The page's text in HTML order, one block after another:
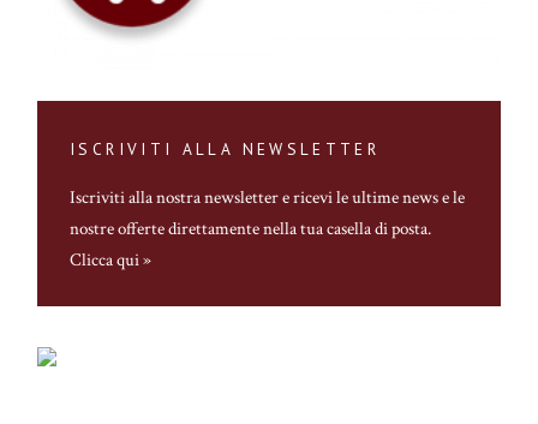
ISCRIVITI ALLA NEWSLETTER
Iscriviti alla nostra newslettere ricevi le ultime news e le
nostre offerte direttamente nella tua casella di posta.
Clicca qui »